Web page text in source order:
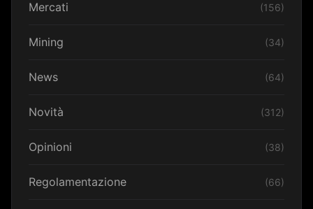
Mercati (156)
Mining (34)
News (64)
Novità (312)
Opinioni (38)
Regolamentazione (66)